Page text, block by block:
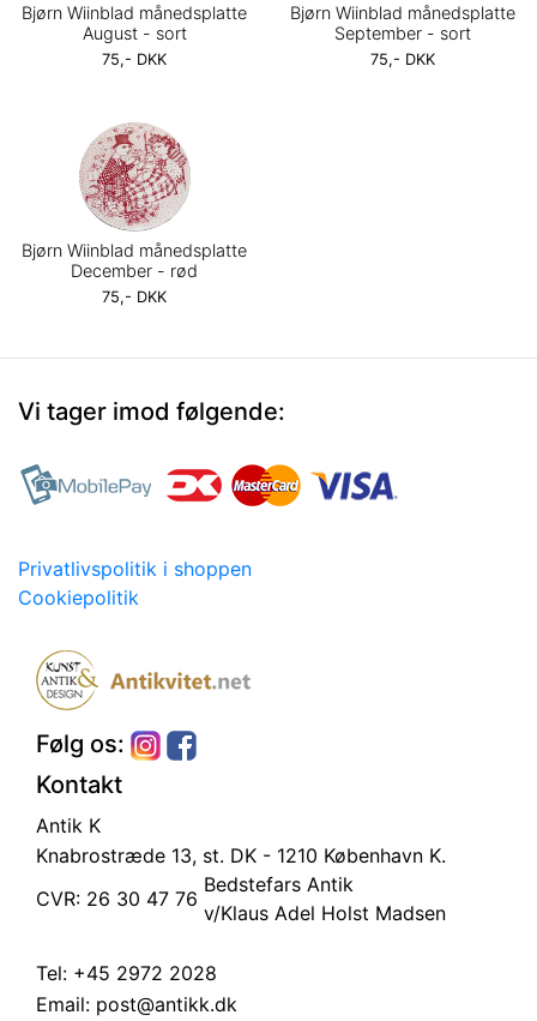
Bjørn Wiinblad månedsplatte
August - sort
75,- DKK
Bjørn Wiinblad månedsplatte
September - sort
75,- DKK
Bjørn Wiinblad månedsplatte
December - rød
75,- DKK
Vi tager imod følgende:
Privatlivspolitik i shoppen
Cookiepolitik
Følg os:
Kontakt
Antik K
Knabrostræde 13, st. DK - 1210 København K.
CVR: 26 30 47 76
Bedstefars Antik
v/Klaus Adel Holst Madsen
Tel: +45 2972 2028
Email: post@antikk.dk